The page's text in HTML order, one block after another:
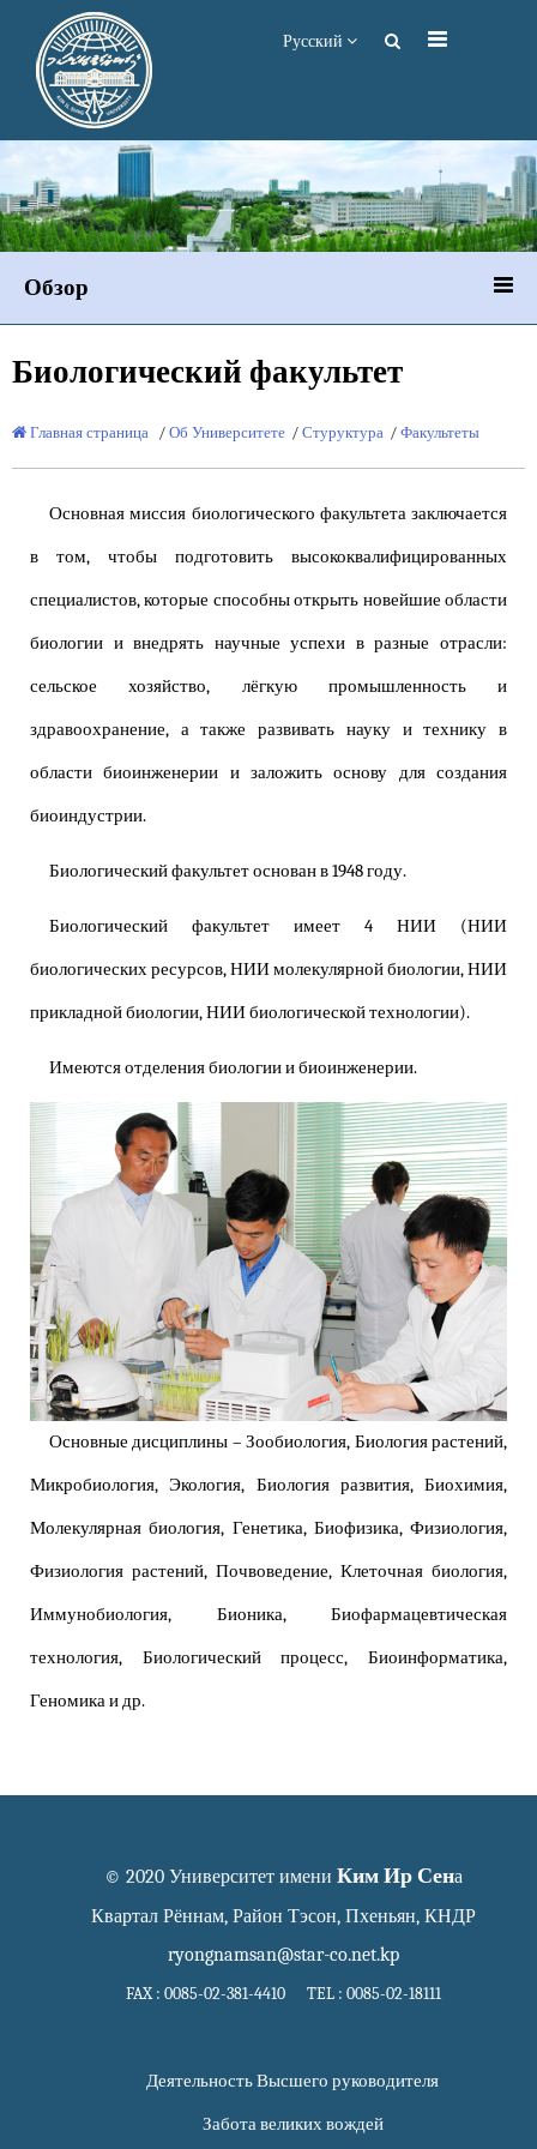
Русский
Обзор
Биологический факультет
Главная страница / Об Университете / Стуруктура / Факультеты
Основная миссия биологического факультета заключается
в том, чтобы подготовить высококвалифицированных
специалистов, которые способны открыть новейшие области
биологии и внедрять научные успехи в разные отрасли:
сельское хозяйство, лёгкую промышленность и
здравоохранение, а также развивать науку и технику в
области биоинженерии и заложить основу для создания
биоиндустрии.
Биологический факультет основан в 1948 году.
Биологический факультет имеет 4 НИИ (НИИ
биологических ресурсов, НИИ молекулярной биологии, НИИ
прикладной биологии, НИИ биологической технологии).
Имеются отделения биологии и биоинженерии.
Основные дисциплины – Зообиология, Биология растений,
Микробиология, Экология, Биология развития, Биохимия,
Молекулярная биология, Генетика, Биофизика, Физиология,
Физиология растений, Почвоведение, Клеточная биология,
Иммунобиология, Бионика, Биофармацевтическая
технология, Биологический процесс, Биоинформатика,
Геномика и др.
© 2020 Университет имени Ким Ир Сена
Квартал Рённам, Район Тэсон, Пхеньян, КНДР
ryongnamsan@star-co.net.kp
FAX : 0085-02-381-4410 TEL : 0085-02-18111
Деятельность Высшего руководителя
Забота великих вождей